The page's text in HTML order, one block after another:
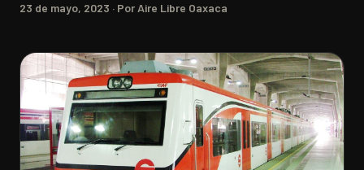
23 de mayo, 2023 · Por Aire Libre Oaxaca